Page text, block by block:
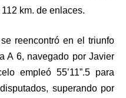
km. de enlaces.
reencontró en el triunfo
A 6, navegado por Javier
empleó 55’11”.5 para
superando por